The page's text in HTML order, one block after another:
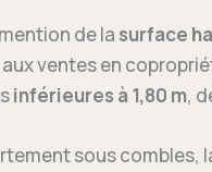
de la surface
ventes en
inférieures à 1,80 m,
sous combles,